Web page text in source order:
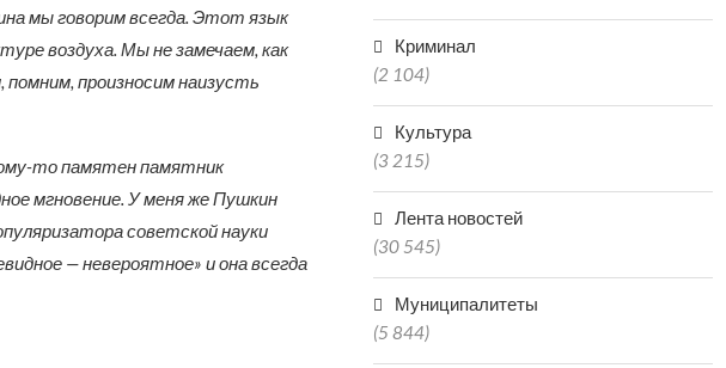
мы говорим всегда. Этот язык
воздуха. Мы не замечаем, как
произносим наизусть
то памятен памятник
мгновение. У меня же Пушкин
советской науки
— невероятное» и она всегда
Криминал
(2 104)
Культура
(3 215)
Лента новостей
(30 545)
Муниципалитеты
(5 844)